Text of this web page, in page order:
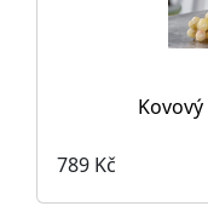
789 Kč